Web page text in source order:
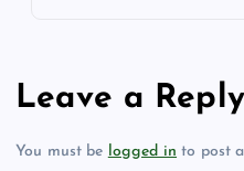
Leave a Reply
You must be logged in to post